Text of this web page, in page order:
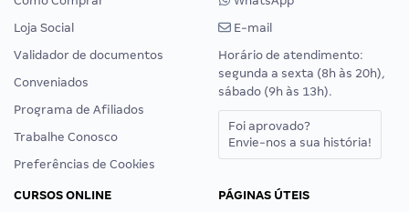
Loja Social
Validador de documentos
Conveniados
Programa de Afiliados
Trabalhe Conosco
Preferências de Cookies
E-mail
Horário de atendimento:
segunda a sexta (8h às 20h),
sábado (9h às 13h).
Foi aprovado?
Envie-nos a sua história!
CURSOS ONLINE
PÁGINAS ÚTEIS